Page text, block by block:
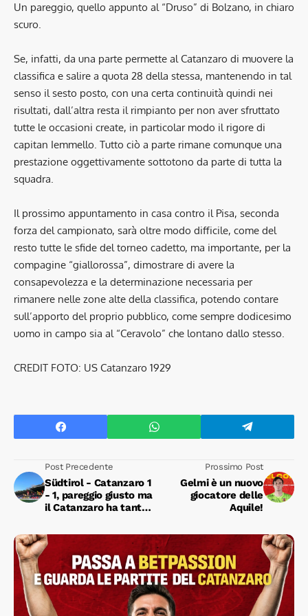
Un pareggio, quello appunto al “Druso” di Bolzano, in chiaro
scuro.
Se, infatti, da una parte permette al Catanzaro di muovere la
classifica e salire a quota 28 della stessa, mantenendo in tal
senso il sesto posto, con una certa continuità quindi nei
risultati, dall’altra resta il rimpianto per non aver sfruttato
tutte le occasioni create, in particolar modo il rigore di
capitan Iemmello. Tutto ciò a parte rimane comunque una
prestazione oggettivamente sottotono da parte di tutta la
squadra.
Il prossimo appuntamento in casa contro il Pisa, seconda
forza del campionato, sarà oltre modo difficile, come del
resto tutte le sfide del torneo cadetto, ma importante, per la
compagine “giallorossa”, dimostrare di avere la
consapevolezza e la determinazione necessaria per
rimanere nelle zone alte della classifica, potendo contare
sull’apporto del proprio pubblico, come sempre dodicesimo
uomo in campo sia al “Ceravolo” che lontano dallo stesso.
CREDIT FOTO: US Catanzaro 1929
Post Precedente
Südtirol - Catanzaro 1
- 1, pareggio giusto ma
il Catanzaro ha tanto
Prossimo Post
Gelmi è un nuovo
giocatore delle
Aquile!